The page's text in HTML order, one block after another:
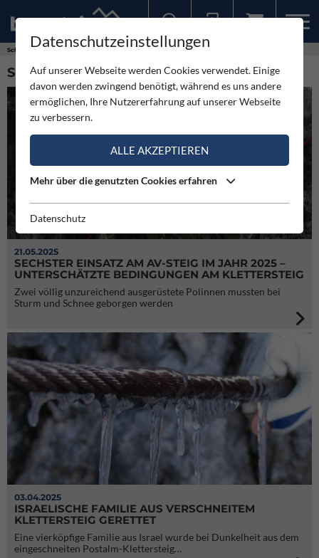
Schlagworte
SCHLAGWORT: BERGRETTUNG (18)
21.05.2025
SECHSTER EINSATZ AM AV-STEIG IM JAHR 2025 –
UNTERSCHÄTZTE BEDINGUNGEN AM KLETTERSTEIG
Zwei völlig unzureichend ausgerüstete Polinnen mussten bei
Sturm und Schnee geborgen werden
03.04.2025
ISRAELISCHE FAMILIE AUS VERSCHNEITEM
KLETTERSTEIG GERETTET
Eine vierköpfige Familie aus Israel wurde bei Dunkelheit aus dem
eingeschneiten Postalm-Klettersteig…
Datenschutzeinstellungen
Auf unserer Webseite werden Cookies verwendet. Einige
davon werden zwingend benötigt, während es uns andere
ermöglichen, Ihre Nutzererfahrung auf unserer Webseite
zu verbessern.
ALLE AKZEPTIEREN
Mehr über die genutzten Cookies erfahren
Datenschutz